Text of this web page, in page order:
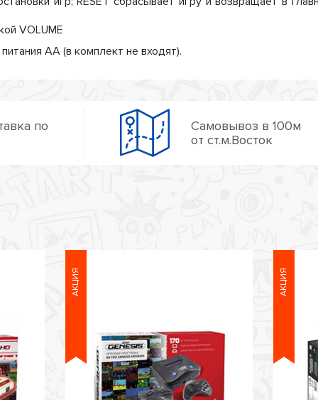
VOLUME
АА (в комплект не входят).
по
Самовывоз в 100м
от ст.м.Восток
АКЦИЯ АКЦИЯ